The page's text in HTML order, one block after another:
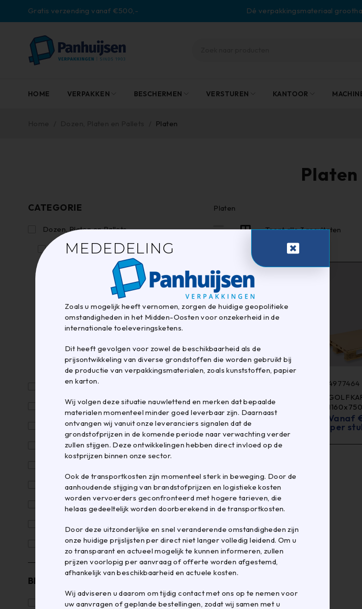
Gratis verzending vanaf €500,- Dé verpakkingsmateriaal
HOME VERPAKKEN BESCHERMEN VERSTUREN KANTOOR
Platen
Platen
CATEGORIE
Dozen, Platen en Pallets
Brievenbusdozen
Platen
Postdozen
Standaard dozen
Stansdozen
Etiketten, labelen en coderen
Kantoor- en magazijnartikelen
Kunststof- en papier zakken
Papier, beschermen en opvullen
Tapes en Plakband
Verzenden
BEURS
(47)
Platen
Toont alle 3 resultaten
1150X950MM BC
€2,10per stuk
4977464
Vanaf
per
MEDEDELING
Zoals u mogelijk heeft vernomen, zorgen de huidige geopolitieke
omstandigheden in het Midden-Oosten voor onzekerheid in de
internationale toeleveringsketens.
Dit heeft gevolgen voor zowel de beschikbaarheid als de
prijsontwikkeling van diverse grondstoffen die worden gebruikt bij
de productie van verpakkingsmaterialen, zoals kunststoffen, papier
en karton.
Wij volgen deze situatie nauwlettend en merken dat bepaalde
materialen momenteel minder goed leverbaar zijn. Daarnaast
ontvangen wij vanuit onze leveranciers signalen dat de
grondstofprijzen in de komende periode naar verwachting verder
zullen stijgen. Deze ontwikkelingen hebben direct invloed op de
kostprijzen binnen onze sector.
Ook de transportkosten zijn momenteel sterk in beweging. Door de
aanhoudende stijging van brandstofprijzen en logistieke kosten
worden vervoerders geconfronteerd met hogere tarieven, die
helaas gedeeltelijk worden doorberekend in de transportkosten.
Door deze uitzonderlijke en snel veranderende omstandigheden zijn
onze huidige prijslijsten per direct niet langer volledig leidend. Om u
zo transparant en actueel mogelijk te kunnen informeren, zullen
prijzen voorlopig per aanvraag of offerte worden afgestemd,
afhankelijk van beschikbaarheid en actuele kosten.
Wij adviseren u daarom om tijdig contact met ons op te nemen voor
uw aanvragen of geplande bestellingen, zodat wij samen met u